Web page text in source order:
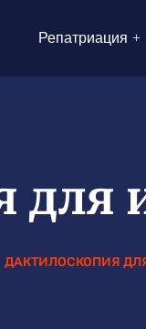
Репатриация
для
ДАКТИЛОСКОПИЯ